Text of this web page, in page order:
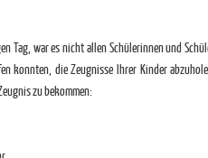
Tag, war es nicht allen Schülerinnen und
konnten, die Zeugnisse Ihrer Kinder
zu bekommen: